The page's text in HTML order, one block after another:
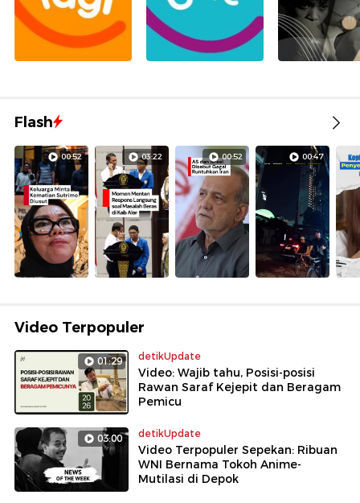
Flash
00:52 03:22 00:52 00:47
Video Terpopuler
01:29 detikUpdate
Video: Wajib tahu, Posisi-posisi
Rawan Saraf Kejepit dan Beragam
Pemicu
03:00 detikUpdate
Video Terpopuler Sepekan: Ribuan
WNI Bernama Tokoh Anime-
Mutilasi di Depok